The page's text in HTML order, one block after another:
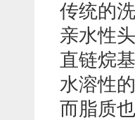
传统的
亲水性
直链烷
水溶性
而脂质